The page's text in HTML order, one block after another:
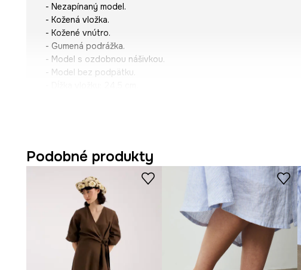
- Nezapínaný model.
- Kožená vložka.
- Kožené vnútro.
- Gumená podrážka.
- Model s ozdobnou nášivkou.
- Model bez podpätku.
Podobné produkty